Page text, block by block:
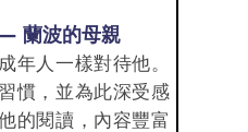
蘭波的母親
年人一樣對待他。
慣，並為此深受感
的閱讀，內容豐富